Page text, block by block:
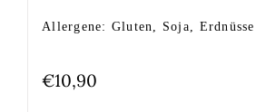
Allergene: Gluten, Soja, Erdnüsse
€10,90